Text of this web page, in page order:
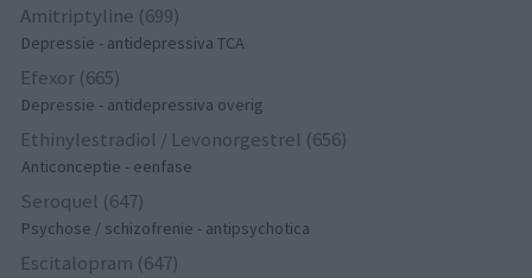
Amitriptyline (699)
Depressie - antidepressiva TCA
Efexor (665)
Depressie - antidepressiva overig
Ethinylestradiol / Levonorgestrel (656)
Anticonceptie - eenfase
Seroquel (647)
Psychose / schizofrenie - antipsychotica
Escitalopram (647)